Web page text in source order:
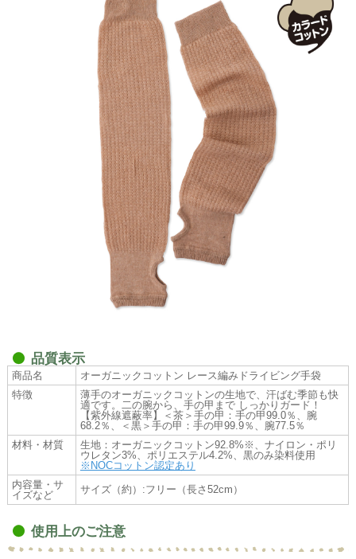
品質表示
商品名
オーガニックコットン レース編みドライビング手袋
特徴
薄手のオーガニックコットンの生地で、汗ばむ季節も快
適です。二の腕から、手の甲まで しっかりガード！
【紫外線遮蔽率】＜茶＞手の甲：手の甲99.0％、腕
68.2％、＜黒＞手の甲：手の甲99.9％、腕77.5％
材料・材質
生地：オーガニックコットン92.8%※、ナイロン・ポリ
ウレタン3%、ポリエステル4.2%、黒のみ染料使用
※NOCコットン認定あり
内容量・サ
イズなど
サイズ（約）:フリー（長さ52cm）
使用上のご注意